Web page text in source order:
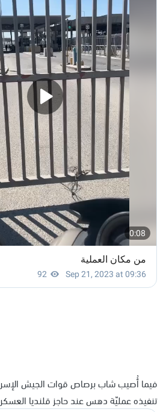
فيما أُصيب شاب برصاص قوات الجيش
تنفيذه عمليّة دهس عند حاجز قلنديا